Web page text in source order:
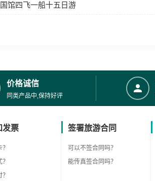
馆四飞一船十五日游
价格诚信
同类产品中,保持好评
发票 签署旅游合同
可以不签合同吗？
能传真签合同吗？